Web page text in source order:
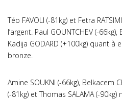
Téo FAVOLI (-81kg) et Fetra
l’argent. Paul GOUNTCHEV (-
Kadija GODARD (+100kg) quant
bronze.
Amine SOUKNI (-66kg), Belkacem
(-81kg) et Thomas SALAMA (-